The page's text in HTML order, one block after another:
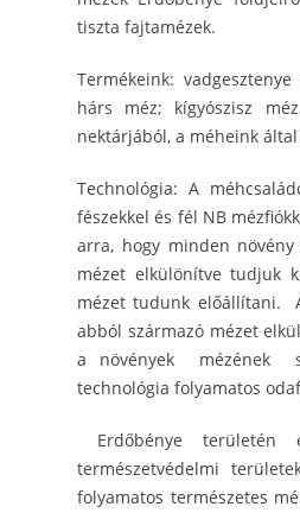
tiszta fajtamézek.
Termékeink:
hárs méz; kígyószisz
nektárjából, a méheink
Technológia: A
fészekkel és fél NB
arra, hogy minden
mézet elkülönítve tudjuk
mézet tudunk előállítani.
abból származó mézet
a növények mézének
technológia folyamatos
Erdőbénye területén
természetvédelmi
folyamatos természetes